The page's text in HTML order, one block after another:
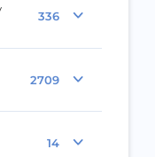
336
2709
14